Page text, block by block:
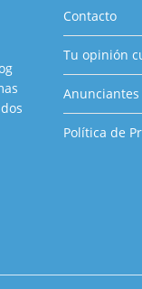
Contacto
Tu opinión
Anunciantes
Política de